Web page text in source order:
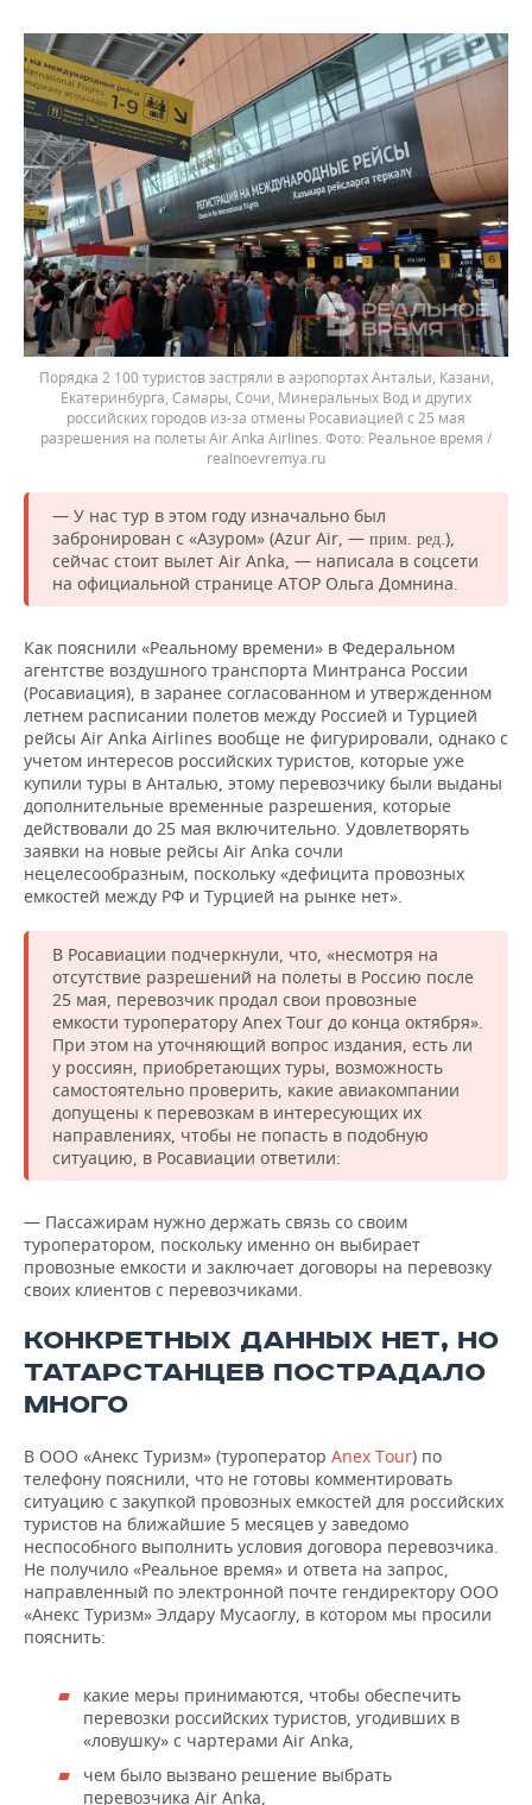
Порядка 2 100 туристов застряли в аэропортах Антальи, Казани,
Екатеринбурга, Самары, Сочи, Минеральных Вод и других
российских городов из-за отмены Росавиацией с 25 мая
разрешения на полеты Air Anka Airlines.
Реальное время /
realnoevremya.ru
— У нас тур в этом году изначально был
забронирован с «Азуром» (Azur Air, — прим. ред.),
сейчас стоит вылет Air Anka, — написала в соцсети
на официальной странице АТОР Ольга Домнина.
Как пояснили «Реальному времени» в Федеральном
агентстве воздушного транспорта Минтранса России
(Росавиация), в заранее согласованном и утвержденном
летнем расписании полетов между Россией и Турцией
рейсы Air Anka Airlines вообще не фигурировали, однако с
учетом интересов российских туристов, которые уже
купили туры в Анталью, этому перевозчику были выданы
дополнительные временные разрешения, которые
действовали до 25 мая включительно. Удовлетворять
заявки на новые рейсы Air Anka сочли
нецелесообразным, поскольку «дефицита провозных
емкостей между РФ и Турцией на рынке нет».
В Росавиации подчеркнули, что, «несмотря на
отсутствие разрешений на полеты в Россию после
25 мая, перевозчик продал свои провозные
емкости туроператору Anex Tour до конца октября».
При этом на уточняющий вопрос издания, есть ли
у россиян, приобретающих туры, возможность
самостоятельно проверить, какие авиакомпании
допущены к перевозкам в интересующих их
направлениях, чтобы не попасть в подобную
ситуацию, в Росавиации ответили:
— Пассажирам нужно держать связь со своим
туроператором, поскольку именно он выбирает
провозные емкости и заключает договоры на перевозку
своих клиентов с перевозчиками.
КОНКРЕТНЫХ ДАННЫХ НЕТ, НО
ТАТАРСТАНЦЕВ ПОСТРАДАЛО
МНОГО
В ООО «Анекс Туризм» (туроператор Anex Tour) по
телефону пояснили, что не готовы комментировать
ситуацию с закупкой провозных емкостей для российских
туристов на ближайшие 5 месяцев у заведомо
неспособного выполнить условия договора перевозчика.
Не получило «Реальное время» и ответа на запрос,
направленный по электронной почте гендиректору ООО
«Анекс Туризм» Элдару Мусаоглу, в котором мы просили
пояснить:
какие меры принимаются, чтобы обеспечить
перевозки российских туристов, угодивших в
«ловушку» с чартерами Air Anka,
чем было вызвано решение выбрать
перевозчика Air Anka,